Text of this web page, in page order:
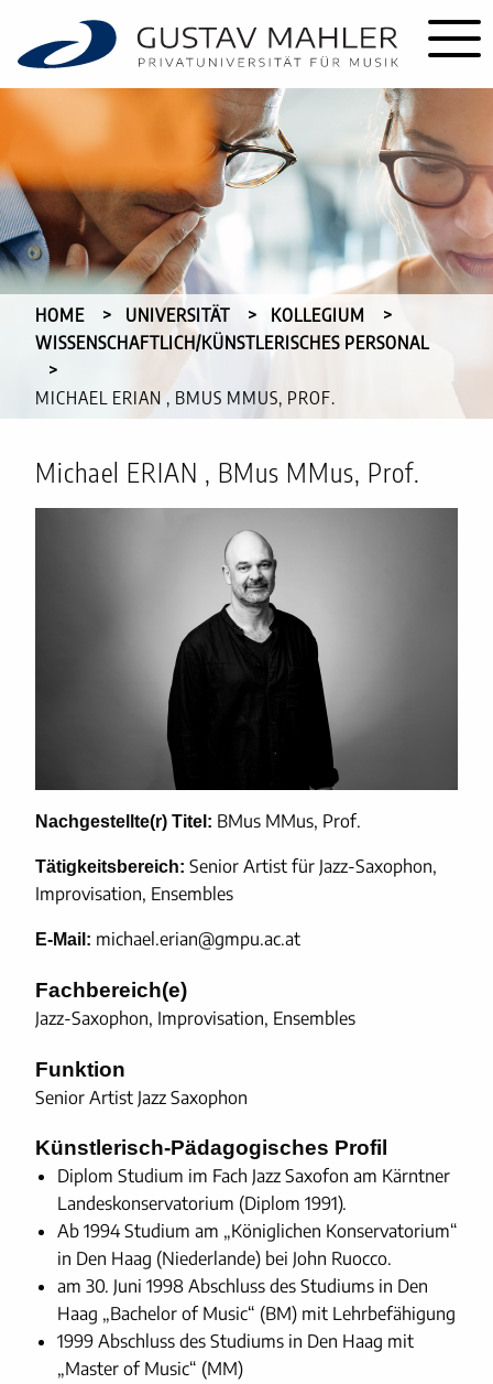
HOME UNIVERSITÄT
KOLLEGIUM
WISSENSCHAFTLICH/KÜNSTLERISCHES PERSONAL
CURRENT:
MICHAEL ERIAN , BMUS MMUS, PROF.
Michael ERIAN , BMus MMus, Prof.
Nachgestellte(r) Titel: BMus MMus, Prof.
Tätigkeitsbereich: Senior Artist für Jazz-Saxophon,
Improvisation, Ensembles
E-Mail: michael.erian@gmpu.ac.at
Fachbereich(e)
Jazz-Saxophon, Improvisation, Ensembles
Funktion
Senior Artist Jazz Saxophon
Künstlerisch-Pädagogisches Profil
Diplom Studium im Fach Jazz Saxofon am Kärntner
Landeskonservatorium (Diplom 1991).
Ab 1994 Studium am „Königlichen Konservatorium“
in Den Haag (Niederlande) bei John Ruocco.
am 30. Juni 1998 Abschluss des Studiums in Den
Haag „Bachelor of Music“ (BM) mit Lehrbefähigung
1999 Abschluss des Studiums in Den Haag mit
„Master of Music“ (MM)